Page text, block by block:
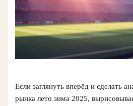
Если заглянуть вперёд и сделать
рынка лето зима 2025,